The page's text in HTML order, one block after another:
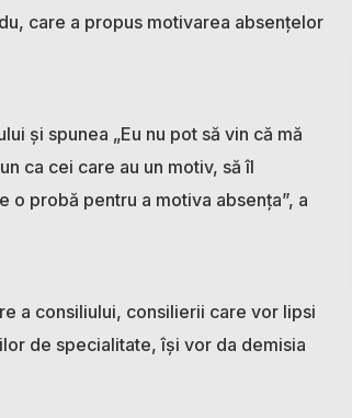
care a propus motivarea absențelor
și spunea „Eu nu pot să vin că mă
ca cei care au un motiv, să îl
probă pentru a motiva absența”, a
a consiliului, consilierii care vor lipsi
de specialitate, își vor da demisia